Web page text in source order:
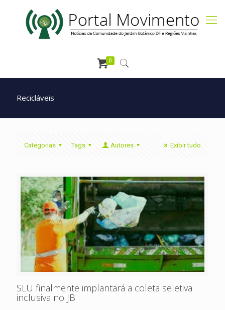
0
Recicláveis
Categorias Tags Autores Exibir tudo
SLU finalmente implantará a coleta seletiva
inclusiva no JB